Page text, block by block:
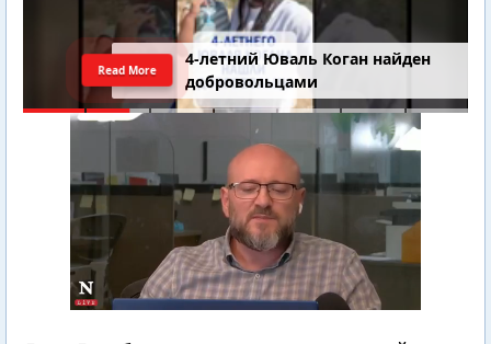
4-летний Юваль Коган найден
добровольцами
Read More